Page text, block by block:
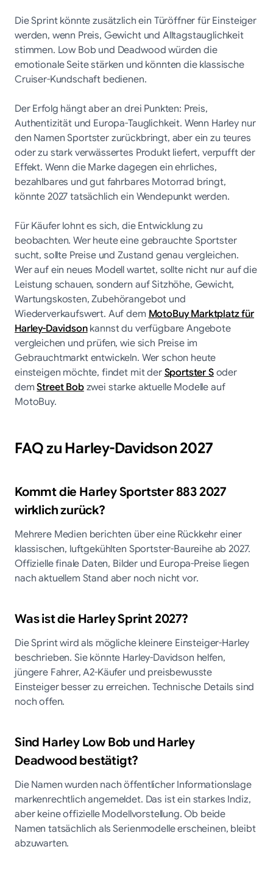
Die Sprint könnte zusätzlich ein Türöffner für Einsteiger
werden, wenn Preis, Gewicht und Alltagstauglichkeit
stimmen. Low Bob und Deadwood würden die
emotionale Seite stärken und könnten die klassische
Cruiser-Kundschaft bedienen.
Der Erfolg hängt aber an drei Punkten: Preis,
Authentizität und Europa-Tauglichkeit. Wenn Harley nur
den Namen Sportster zurückbringt, aber ein zu teures
oder zu stark verwässertes Produkt liefert, verpufft der
Effekt. Wenn die Marke dagegen ein ehrliches,
bezahlbares und gut fahrbares Motorrad bringt,
könnte 2027 tatsächlich ein Wendepunkt werden.
Für Käufer lohnt es sich, die Entwicklung zu
beobachten. Wer heute eine gebrauchte Sportster
sucht, sollte Preise und Zustand genau vergleichen.
Wer auf ein neues Modell wartet, sollte nicht nur auf die
Leistung schauen, sondern auf Sitzhöhe, Gewicht,
Wartungskosten, Zubehörangebot und
Wiederverkaufswert. Auf demMotoBuy Marktplatz für
Harley-Davidsonkannst du verfügbare Angebote
vergleichen und prüfen, wie sich Preise im
Gebrauchtmarkt entwickeln. Wer schon heute
einsteigen möchte, findet mit derSportster Soder
demStreet Bobzwei starke aktuelle Modelle auf
MotoBuy.
FAQ zu Harley-Davidson 2027
Kommt die Harley Sportster 883 2027
wirklich zurück?
Mehrere Medien berichten über eine Rückkehr einer
klassischen, luftgekühlten Sportster-Baureihe ab 2027.
Offizielle finale Daten, Bilder und Europa-Preise liegen
nach aktuellem Stand aber noch nicht vor.
Was ist die Harley Sprint 2027?
Die Sprint wird als mögliche kleinere Einsteiger-Harley
beschrieben. Sie könnte Harley-Davidson helfen,
jüngere Fahrer, A2-Käufer und preisbewusste
Einsteiger besser zu erreichen. Technische Details sind
noch offen.
Sind Harley Low Bob und Harley
Deadwood bestätigt?
Die Namen wurden nach öffentlicher Informationslage
markenrechtlich angemeldet. Das ist ein starkes Indiz,
aber keine offizielle Modellvorstellung. Ob beide
Namen tatsächlich als Serienmodelle erscheinen, bleibt
abzuwarten.